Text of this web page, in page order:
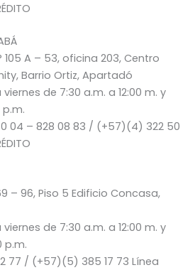
105 A – 53, oficina 203, Centro
Barrio Ortiz, Apartadó
de 7:30 a.m. a 12:00 m. y
p.m.
04 – 828 08 83 / (+57)(4) 322 50
– 96, Piso 5 Edificio Concasa,
de 7:30 a.m. a 12:00 m. y
p.m.
77 / (+57)(5) 385 17 73 Línea